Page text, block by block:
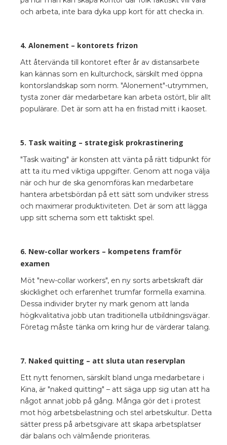
och arbeta, inte bara dyka upp kort för att checka in.
4. Alonement – kontorets frizon
Att återvända till kontoret efter år av distansarbete
kan kännas som en kulturchock, särskilt med öppna
kontorslandskap som norm. "Alonement"-utrymmen,
tysta zoner där medarbetare kan arbeta ostört, blir allt
populärare. Det är som att ha en fristad mitt i kaoset.
5. Task waiting – strategisk prokrastinering
"Task waiting" är konsten att vänta på rätt tidpunkt för
att ta itu med viktiga uppgifter. Genom att noga välja
när och hur de ska genomföras kan medarbetare
hantera arbetsbördan på ett sätt som undviker stress
och maximerar produktiviteten. Det är som att lägga
upp sitt schema som ett taktiskt spel.
6. New-collar workers – kompetens framför
examen
Möt "new-collar workers", en ny sorts arbetskraft där
skicklighet och erfarenhet trumfar formella examina.
Dessa individer bryter ny mark genom att landa
högkvalitativa jobb utan traditionella utbildningsvägar.
Företag måste tänka om kring hur de värderar talang.
7. Naked quitting – att sluta utan reservplan
Ett nytt fenomen, särskilt bland unga medarbetare i
Kina, är "naked quitting" – att säga upp sig utan att ha
något annat jobb på gång. Många gör det i protest
mot hög arbetsbelastning och stel arbetskultur. Detta
sätter press på arbetsgivare att skapa arbetsplatser
där balans och välmående prioriteras.